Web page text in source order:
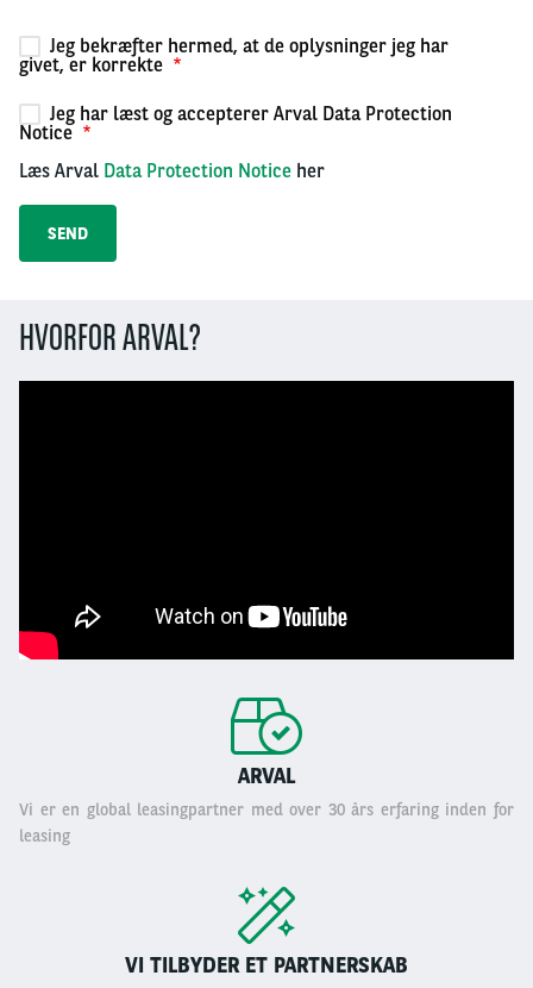
Jeg bekræfter hermed, at de oplysninger jeg har
givet, er korrekte
Jeg har læst og accepterer Arval Data Protection
Notice
Læs Arval Data Protection Notice her
HVORFOR ARVAL?
ARVAL
Vi er en global leasingpartner med over 30 års erfaring inden for
leasing
VI TILBYDER ET PARTNERSKAB